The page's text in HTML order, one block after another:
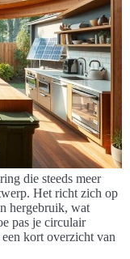
die steeds meer
Het richt zich op
hergebruik, wat
pas je circulair
kort overzicht van